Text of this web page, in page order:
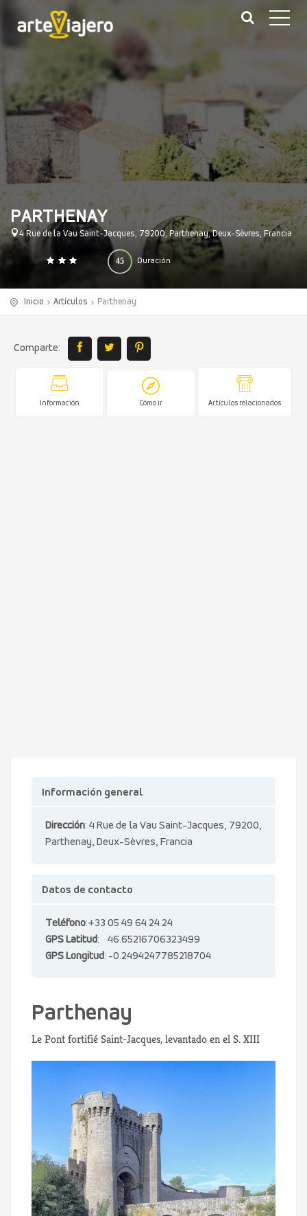
PARTHENAY
4 Rue de la Vau Saint-Jacques, 79200, Parthenay, Deux-Sèvres, Francia
Duración
45
0 140
Inicio Artículos Parthenay
Comparte:
Información Cómo ir Artículos relacionados
Información general
Dirección: 4 Rue de la Vau Saint-Jacques, 79200,
Parthenay, Deux-Sèvres, Francia
Datos de contacto
Teléfono:+33 05 49 64 24 24
GPS Latitud: 46.65216706323499
GPS Longitud: -0.2494247785218704
Parthenay
Le Pont fortifié Saint-Jacques, levantado en el S. XIII